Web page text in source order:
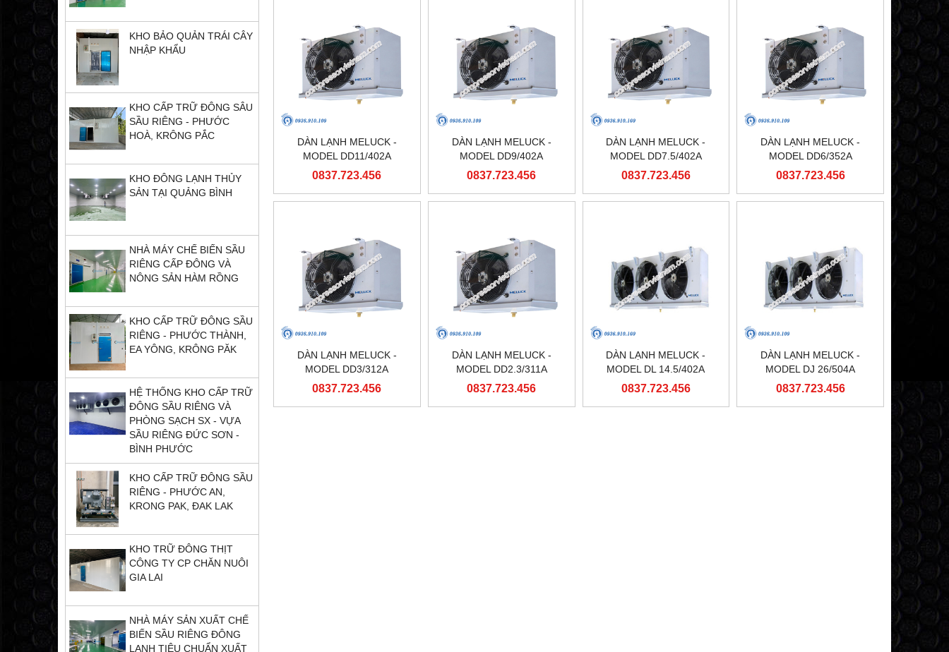
KHO BẢO QUẢN TRÁI CÂY
NHẬP KHẨU
KHO CẤP TRỮ ĐÔNG SÂU
SẦU RIÊNG - PHƯỚC
HOÀ, KRÔNG PẮC
KHO ĐÔNG LẠNH THỦY
SẢN TẠI QUẢNG BÌNH
NHÀ MÁY CHẾ BIẾN SẦU
RIÊNG CẤP ĐÔNG VÀ
NÔNG SẢN HÀM RỒNG
KHO CẤP TRỮ ĐÔNG SẦU
RIÊNG - PHƯỚC THÀNH,
EA YÔNG, KRÔNG PĂK
HỆ THỐNG KHO CẤP TRỮ
ĐÔNG SẦU RIÊNG VÀ
PHÒNG SẠCH SX - VỰA
SẦU RIÊNG ĐỨC SƠN -
BÌNH PHƯỚC
KHO CẤP TRỮ ĐÔNG SẦU
RIÊNG - PHƯỚC AN,
KRONG PAK, ĐAK LAK
KHO TRỮ ĐÔNG THỊT
CÔNG TY CP CHĂN NUÔI
GIA LAI
NHÀ MÁY SẢN XUẤT CHẾ
BIẾN SẦU RIÊNG ĐÔNG
LẠNH TIÊU CHUẨN XUẤT
DÀN LẠNH MELUCK -
MODEL DD11/402A
0837.723.456
DÀN LẠNH MELUCK -
MODEL DD9/402A
0837.723.456
DÀN LẠNH MELUCK -
MODEL DD7.5/402A
0837.723.456
DÀN LẠNH MELUCK -
MODEL DD6/352A
0837.723.456
DÀN LẠNH MELUCK -
MODEL DD3/312A
0837.723.456
DÀN LẠNH MELUCK -
MODEL DD2.3/311A
0837.723.456
DÀN LẠNH MELUCK -
MODEL DL 14.5/402A
0837.723.456
DÀN LẠNH MELUCK -
MODEL DJ 26/504A
0837.723.456